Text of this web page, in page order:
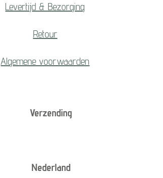
Levertijd & Bezorging
Retour
Algemene voorwaarden
Verzending
Nederland